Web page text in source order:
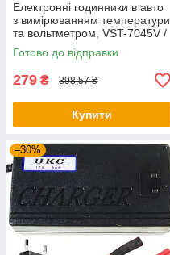
Електронні годинники в авто
з вимірюванням температури
та вольтметром, VST-7045V /
Автомобільні годинники /
Годинники в машину
Готово до відправки
279 ₴ 398,57 ₴
Купити
–30%